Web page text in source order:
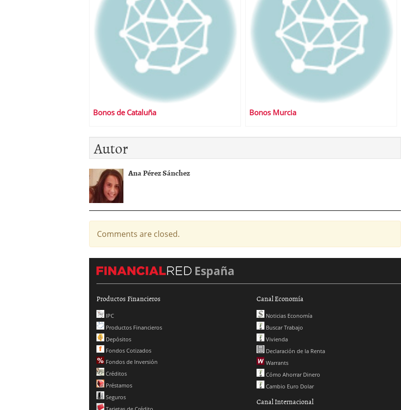
Bonos de Cataluña Bonos Murcia
Autor
Ana Pérez Sánchez
Comments are closed.
España
Productos Financieros
IPC
Productos Financieros
Depósitos
Fondos Cotizados
Fondos de Inversión
Créditos
Préstamos
Seguros
Canal Economía
Noticias Economía
Buscar Trabajo
Vivienda
Declaración de la Renta
Warrants
Cómo Ahorrar Dinero
Cambio Euro Dolar
Canal Internacional